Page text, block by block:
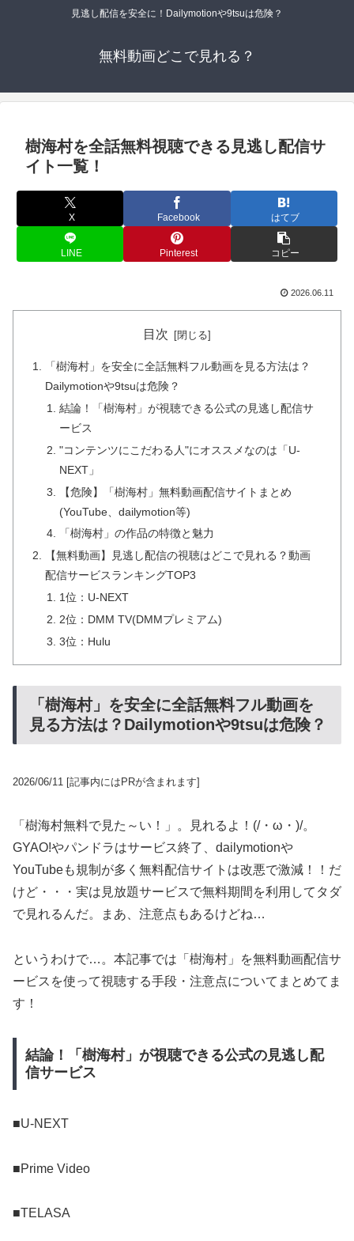
見逃し配信を安全に！Dailymotionや9tsuは危険？
無料動画どこで見れる？
樹海村を全話無料視聴できる見逃し配信サ
イト一覧！
X Facebook はてブ
LINE Pinterest コピー
2026.06.11
目次
「樹海村」を安全に全話無料フル動画を見る方法は？
Dailymotionや9tsuは危険？
結論！「樹海村」が視聴できる公式の見逃し配信サ
ービス
"コンテンツにこだわる人"にオススメなのは「U-
NEXT」
【危険】「樹海村」無料動画配信サイトまとめ
(YouTube、dailymotion等)
「樹海村」の作品の特徴と魅力
【無料動画】見逃し配信の視聴はどこで見れる？動画
配信サービスランキングTOP3
1位：U-NEXT
2位：DMM TV(DMMプレミアム)
3位：Hulu
「樹海村」を安全に全話無料フル動画を
見る方法は？Dailymotionや9tsuは危険？
2026/06/11 [記事内にはPRが含まれます]
「樹海村無料で見た～い！」。見れるよ！(/・ω・)/。
GYAO!やパンドラはサービス終了、dailymotionや
YouTubeも規制が多く無料配信サイトは改悪で激減！！だ
けど・・・実は見放題サービスで無料期間を利用してタダ
で見れるんだ。まあ、注意点もあるけどね…
というわけで…。本記事では「樹海村」を無料動画配信サ
ービスを使って視聴する手段・注意点についてまとめてま
す！
結論！「樹海村」が視聴できる公式の見逃し配
信サービス
■U-NEXT
■Prime Video
■TELASA